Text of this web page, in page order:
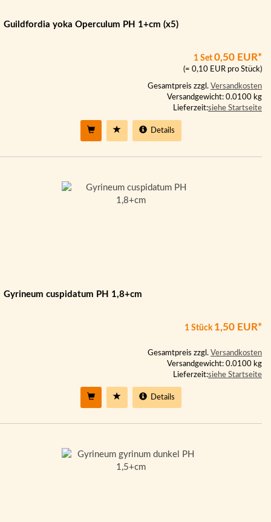
Guildfordia yoka Operculum PH 1+cm (x5)
1 Set 0,50 EUR*
(= 0,10 EUR pro Stück)
Gesamtpreis zzgl. Versandkosten
Versandgewicht: 0.0100 kg
Lieferzeit:siehe Startseite
Details
Gyrineum cuspidatum PH 1,8+cm
1 Stück 1,50 EUR*
Gesamtpreis zzgl. Versandkosten
Versandgewicht: 0.0100 kg
Lieferzeit:siehe Startseite
Details